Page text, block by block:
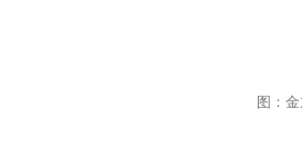
图：